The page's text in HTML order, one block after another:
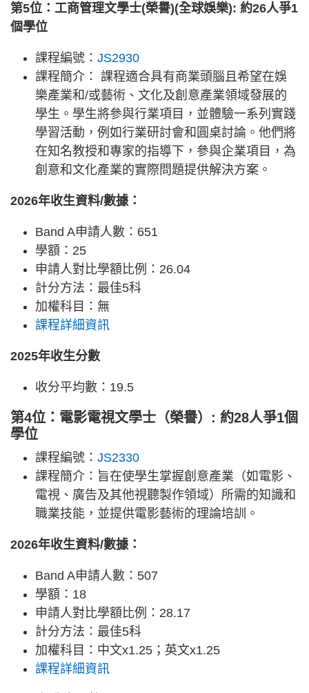
第5位：工商管理文學士(榮譽)(全球娛樂): 約26人爭1
個學位
課程編號： JS2930
課程簡介： 課程適合具有商業頭腦且希望在娛
樂產業和/或藝術、文化及創意產業領域發展的
學生。學生將參與行業項目，並體驗一系列實踐
學習活動，例如行業研討會和圓桌討論。他們將
在知名教授和專家的指導下，參與企業項目，為
創意和文化產業的實際問題提供解決方案。
2026年收生資料/數據：
Band A申請人數：651
學額：25
申請人對比學額比例：26.04
計分方法：最佳5科
加權科目：無
課程詳細資訊
2025年收生分數
收分平均數：19.5
第4位：電影電視文學士（榮譽）: 約28人爭1個
學位
課程編號： JS2330
課程簡介：旨在使學生掌握創意產業（如電影、
電視、廣告及其他視聽製作領域）所需的知識和
職業技能，並提供電影藝術的理論培訓。
2026年收生資料/數據：
Band A申請人數：507
學額：18
申請人對比學額比例：28.17
計分方法：最佳5科
加權科目：中文x1.25；英文x1.25
課程詳細資訊